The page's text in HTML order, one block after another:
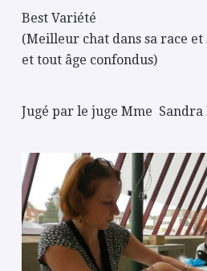
Best Variété
(Meilleur chat dans sa race et
et tout âge confondus)
Jugé par le juge Mme Sandra